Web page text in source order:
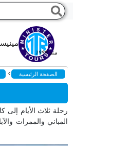
منذ ١٩٩٩
الصفحة الرئيسية >
رحلة ثلاث الأيام إلى
المباني والممرات